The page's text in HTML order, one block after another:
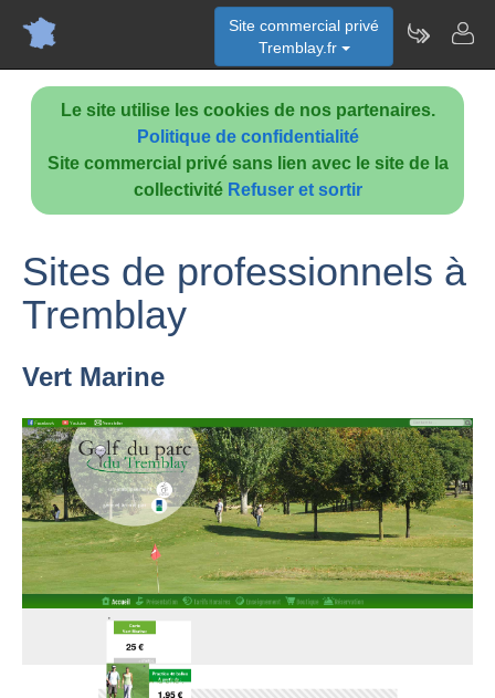
Le site utilise les cookies de nos partenaires.
Politique de confidentialité
Site commercial privé sans lien avec le site de la
collectivité Refuser et sortir
Site commercial privé
Tremblay.fr
Sites de professionnels à
Tremblay
Vert Marine